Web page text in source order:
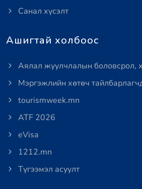
Санал хүсэлт
Ашигтай холбоос
Аялал жуулчлалын боловсрол,
Мэргэжлийн хөтөч
tourismweek.mn
ATF 2026
eVisa
1212.mn
Түгээмэл асуулт